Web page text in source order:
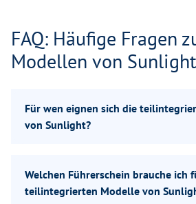
FAQ: Häufige Fragen
Modellen von Sunlight
Für wen eignen sich die
von Sunlight?
Welchen Führerschein brauche ich
teilintegrierten Modelle von